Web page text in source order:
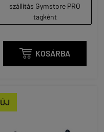
szállítás Gymstore PRO
tagként
 KOSÁRBA
ÚJ